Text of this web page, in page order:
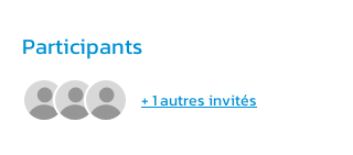
Participants
+ 1 autres invités